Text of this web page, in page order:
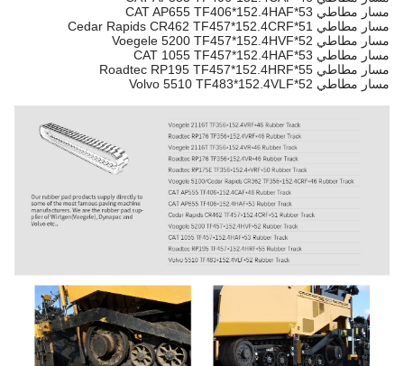
مسار مطاطي CAT AP655 TF406*152.4HAF*53
مسار مطاطي Cedar Rapids CR462 TF457*152.4CRF*51
مسار مطاطي Voegele 5200 TF457*152.4HVF*52
مسار مطاطي CAT 1055 TF457*152.4HAF*53
مسار مطاطي Roadtec RP195 TF457*152.4HRF*55
مسار مطاطي Volvo 5510 TF483*152.4VLF*52